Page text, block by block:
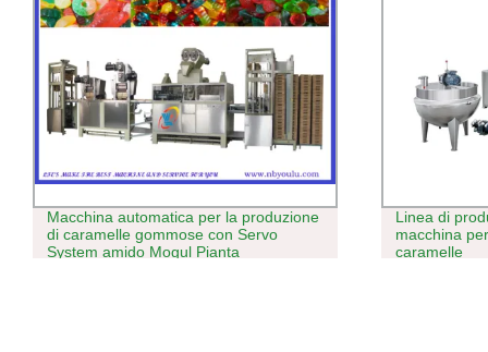
Linea di produzione di caramelle dure
macchina per la produzione di
caramelle
Macchina
automatica
caramelle